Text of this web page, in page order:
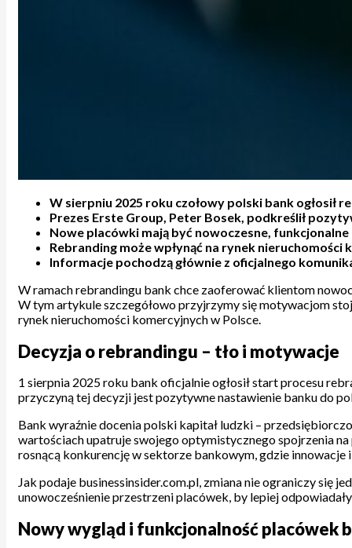
W sierpniu 2025 roku czołowy polski bank ogłosił
Prezes Erste Group, Peter Bosek, podkreślił
Nowe placówki mają być nowoczesne,
Rebranding może wpłynąć na rynek nieruchomości
Informacje pochodzą głównie z oficjalnego
W ramach rebrandingu bank chce zaoferować klientom
W tym artykule szczegółowo przyjrzymy się motywacjom
rynek nieruchomości komercyjnych w Polsce.
Decyzja o rebrandingu – tło i motywacje
1 sierpnia 2025 roku bank oficjalnie ogłosił start procesu
przyczyną tej decyzji jest pozytywne nastawienie banku do
Bank wyraźnie docenia polski kapitał ludzki –
wartościach upatruje swojego optymistycznego spojrzenia
rosnącą konkurencję w sektorze bankowym, gdzie innowacje
Jak podaje businessinsider.com.pl, zmiana nie ograniczy się
unowocześnienie przestrzeni placówek, by lepiej
Nowy wygląd i funkcjonalność placówek